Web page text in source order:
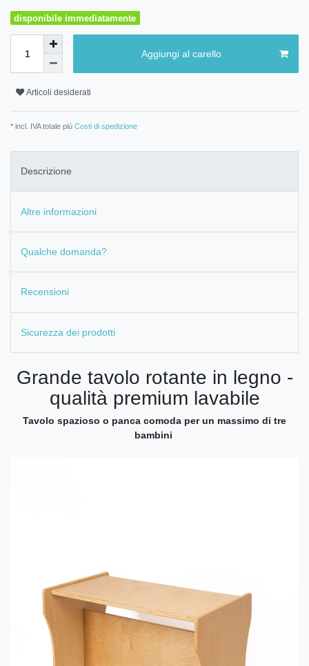
disponibile immediatamente
Aggiungi al carello
Articoli desiderati
* incl. IVA totale più Costi di spedizione
Descrizione
Altre informazioni
Qualche domanda?
Recensioni
Sicurezza dei prodotti
Grande tavolo rotante in legno -
qualità premium lavabile
Tavolo spazioso o panca comoda per un massimo di tre
bambini